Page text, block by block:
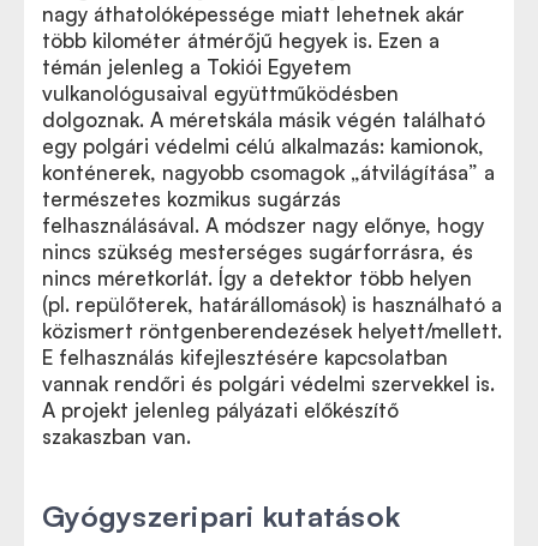
nagy áthatolóképessége miatt lehetnek akár
több kilométer átmérőjű hegyek is. Ezen a
témán jelenleg a Tokiói Egyetem
vulkanológusaival együttműködésben
dolgoznak. A méretskála másik végén található
egy polgári védelmi célú alkalmazás: kamionok,
konténerek, nagyobb csomagok „átvilágítása” a
természetes kozmikus sugárzás
felhasználásával. A módszer nagy előnye, hogy
nincs szükség mesterséges sugárforrásra, és
nincs méretkorlát. Így a detektor több helyen
(pl. repülőterek, határállomások) is használható a
közismert röntgenberendezések helyett/mellett.
E felhasználás kifejlesztésére kapcsolatban
vannak rendőri és polgári védelmi szervekkel is.
A projekt jelenleg pályázati előkészítő
szakaszban van.
Gyógyszeripari kutatások